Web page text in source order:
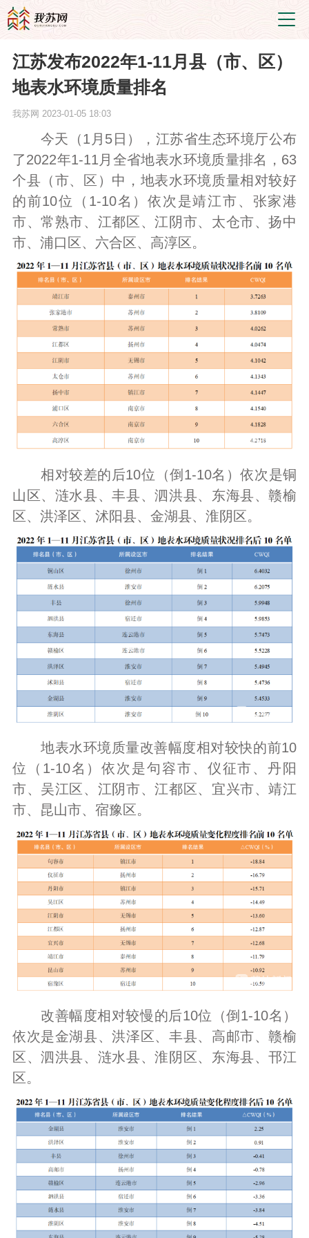
江苏发布2022年1-11月县（市、区）
地表水环境质量排名
我苏网 2023-01-05 18:03
今天（1月5日），江苏省生态环境厅公布
了2022年1-11月全省地表水环境质量排名，63
个县（市、区）中，地表水环境质量相对较好
的前10位（1-10名）依次是靖江市、张家港
市、常熟市、江都区、江阴市、太仓市、扬中
市、浦口区、六合区、高淳区。
相对较差的后10位（倒1-10名）依次是铜
山区、涟水县、丰县、泗洪县、东海县、赣榆
区、洪泽区、沭阳县、金湖县、淮阴区。
地表水环境质量改善幅度相对较快的前10
位（1-10名）依次是句容市、仪征市、丹阳
市、吴江区、江阴市、江都区、宜兴市、靖江
市、昆山市、宿豫区。
改善幅度相对较慢的后10位（倒1-10名）
依次是金湖县、洪泽区、丰县、高邮市、赣榆
区、泗洪县、涟水县、淮阴区、东海县、邗江
区。